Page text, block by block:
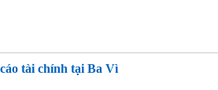
tài chính tại Ba Vì